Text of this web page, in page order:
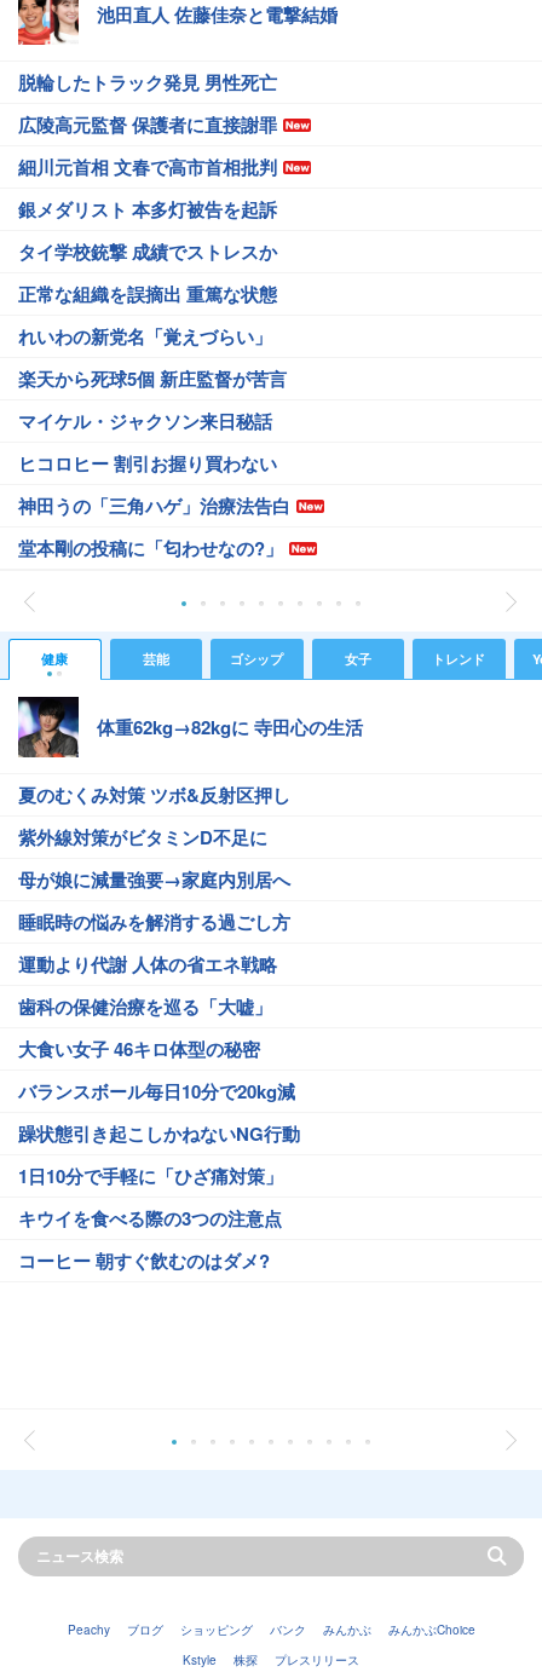
池田直人 佐藤佳奈と電撃結婚
脱輪したトラック発見 男性死亡
広陵高元監督 保護者に直接謝罪
細川元首相 文春で高市首相批判
銀メダリスト 本多灯被告を起訴
タイ学校銃撃 成績でストレスか
正常な組織を誤摘出 重篤な状態
れいわの新党名「覚えづらい」
楽天から死球5個 新庄監督が苦言
マイケル・ジャクソン来日秘話
ヒコロヒー 割引お握り買わない
神田うの「三角ハゲ」治療法告白
堂本剛の投稿に「匂わせなの?」
健康 芸能 ゴシップ 女子 トレンド
体重62kg→82kgに 寺田心の生活
夏のむくみ対策 ツボ&反射区押し
紫外線対策がビタミンD不足に
母が娘に減量強要→家庭内別居へ
睡眠時の悩みを解消する過ごし方
運動より代謝 人体の省エネ戦略
歯科の保健治療を巡る「大嘘」
大食い女子 46キロ体型の秘密
バランスボール毎日10分で20kg減
躁状態引き起こしかねないNG行動
1日10分で手軽に「ひざ痛対策」
キウイを食べる際の3つの注意点
コーヒー 朝すぐ飲むのはダメ?
Peachy ブログ ショッピング バンク みんかぶ
みんかぶChoice
Kstyle
株探 プレスリリース